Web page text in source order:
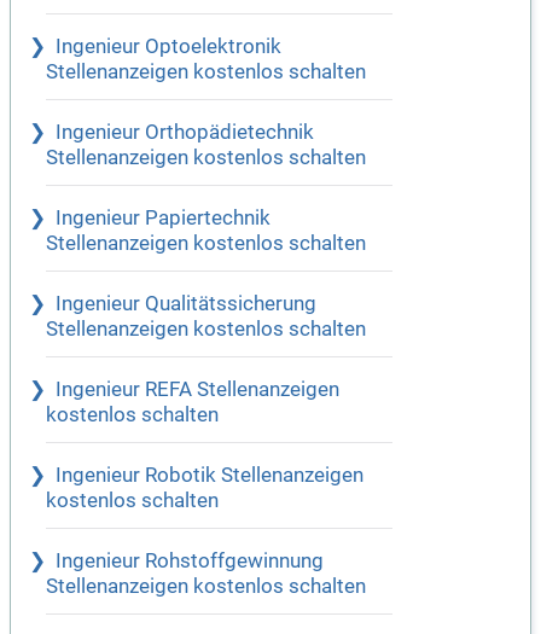
Ingenieur Optoelektronik
Stellenanzeigen kostenlos schalten
Ingenieur Orthopädietechnik
Stellenanzeigen kostenlos schalten
Ingenieur Papiertechnik
Stellenanzeigen kostenlos schalten
Ingenieur Qualitätssicherung
Stellenanzeigen kostenlos schalten
Ingenieur REFA Stellenanzeigen
kostenlos schalten
Ingenieur Robotik Stellenanzeigen
kostenlos schalten
Ingenieur Rohstoffgewinnung
Stellenanzeigen kostenlos schalten